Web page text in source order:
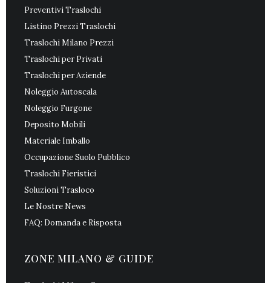
Preventivi Traslochi
Listino Prezzi Traslochi
Traslochi Milano Prezzi
Traslochi per Privati
Traslochi per Aziende
Noleggio Autoscala
Noleggio Furgone
Deposito Mobili
Materiale Imballo
Occupazione Suolo Pubblico
Traslochi Fieristici
Soluzioni Trasloco
Le Nostre News
FAQ: Domanda e Risposta
ZONE MILANO & GUIDE